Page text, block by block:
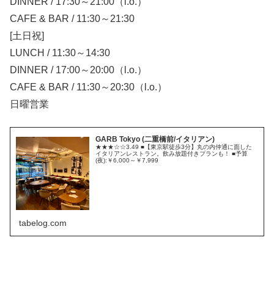
CAFE & BAR / 11:30～21:30
[土日祝]
LUNCH / 11:30～14:30
DINNER / 17:00～20:00（l.o.）
CAFE & BAR / 11:30～20:30（l.o.）
日曜営業
GARB Tokyo (二重橋前/イタリアン)
★★★☆☆3.49 ■【東京駅徒歩3分】丸の内仲通に面した
イタリアンレストラン。飲み放題付きプランも！ ■予算
(夜):￥6,000～￥7,999
tabelog.com